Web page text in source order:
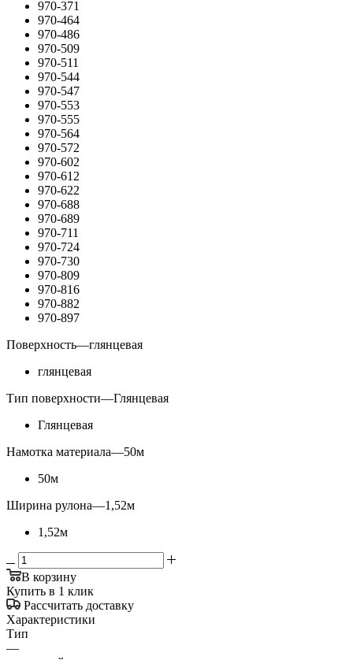
970-371
970-464
970-486
970-509
970-511
970-544
970-547
970-553
970-555
970-564
970-572
970-602
970-612
970-622
970-688
970-689
970-711
970-724
970-730
970-809
970-816
970-882
970-897
Поверхность—глянцевая
глянцевая
Тип поверхности—Глянцевая
Глянцевая
Намотка материала—50м
50м
Ширина рулона—1,52м
1,52м
В корзину
Купить в 1 клик
Рассчитать доставку
Характеристики
Тип
—